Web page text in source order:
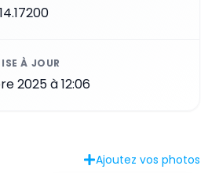
À JOUR
2025 à 12:06
Ajoutez vos photos